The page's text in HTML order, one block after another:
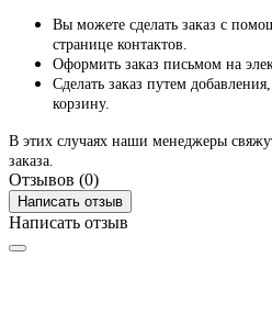
Вы можете сделать заказ с
странице контактов.
Оформить заказ письмом на
Сделать заказ путем
корзину.
В этих случаях наши менеджеры
заказа.
Отзывов (0)
Написать отзыв
Написать отзыв